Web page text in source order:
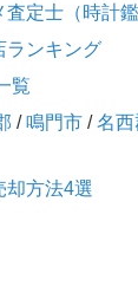
定士（時計鑑
ランキング
覧
/鳴門市 /名西
却方法4選